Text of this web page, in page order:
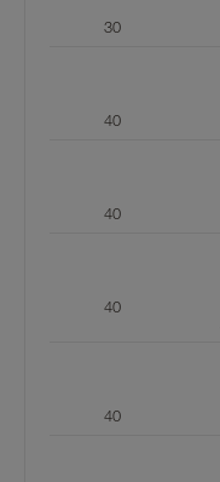
30
40
40
40
40